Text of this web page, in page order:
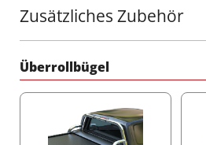
von Tessera4x4 zu füllen kommt
Zusätzliches Zubehör
Überrollbügel